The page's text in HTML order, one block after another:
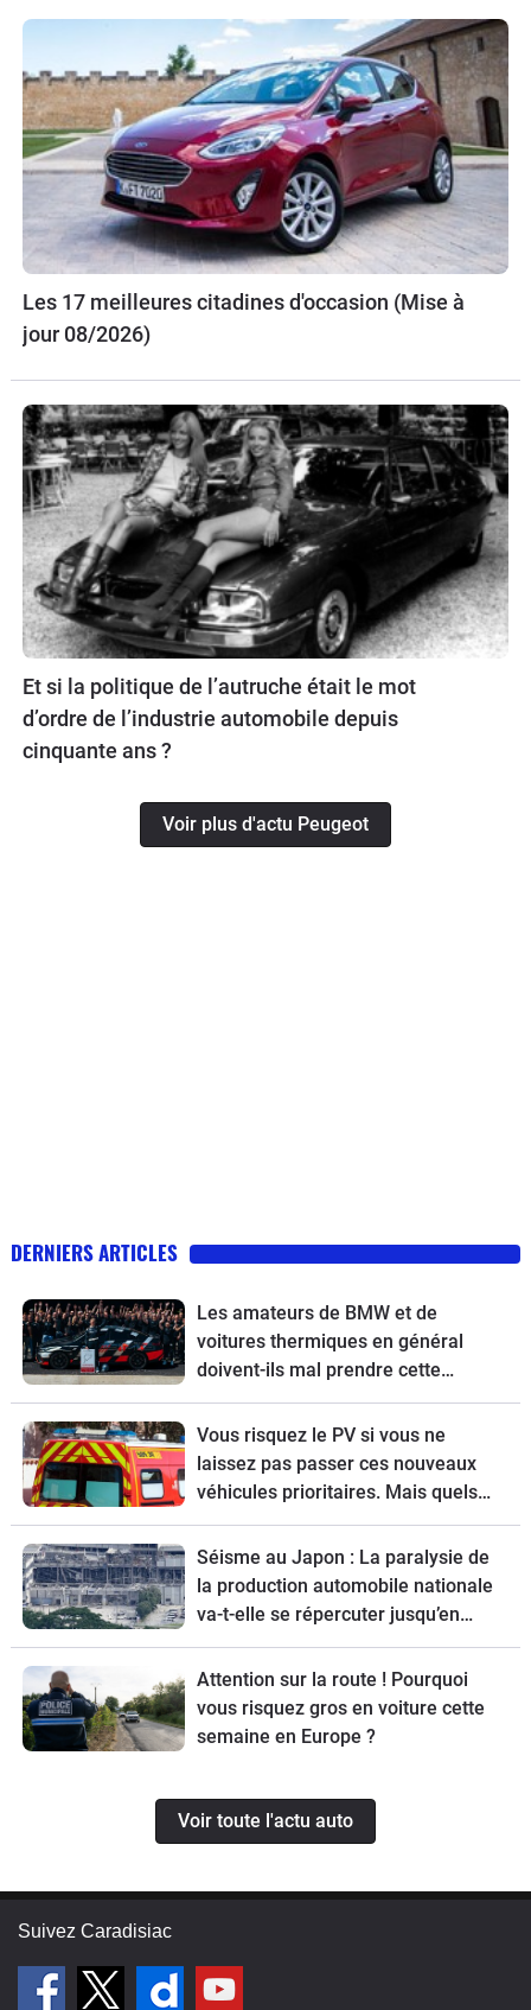
Les 17 meilleures citadines d'occasion (Mise à
jour 08/2026)
Et si la politique de l’autruche était le mot
d’ordre de l’industrie automobile depuis
cinquante ans ?
Voir plus d'actu Peugeot
DERNIERS ARTICLES
Les amateurs de BMW et de
voitures thermiques en général
doivent-ils mal prendre cette
nouvelle ?
Vous risquez le PV si vous ne
laissez pas passer ces nouveaux
véhicules prioritaires. Mais quels
sont-ils ?
Séisme au Japon : La paralysie de
la production automobile nationale
va-t-elle se répercuter jusqu’en
Europe ?
Attention sur la route ! Pourquoi
vous risquez gros en voiture cette
semaine en Europe ?
Voir toute l'actu auto
Suivez Caradisiac